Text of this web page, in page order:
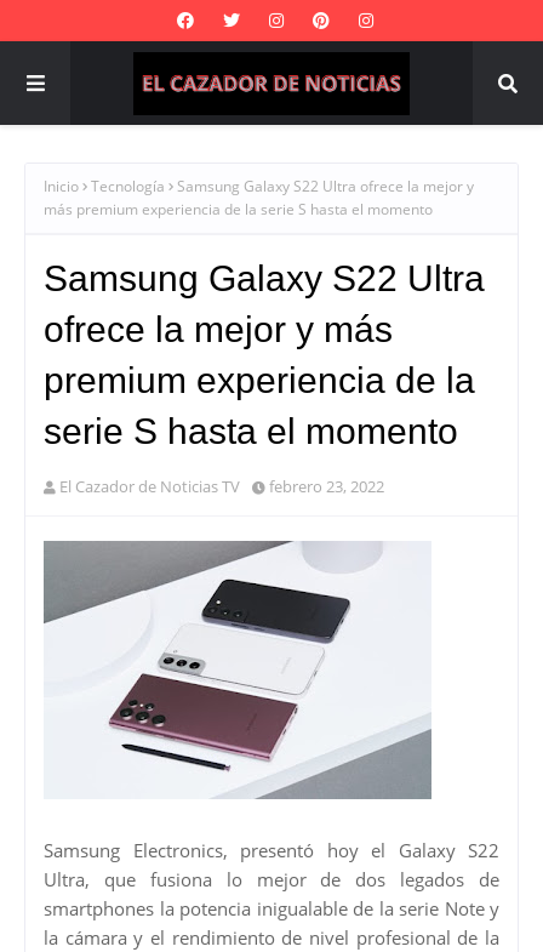
Inicio Tecnología
Samsung Galaxy S22 Ultra ofrece la mejor y
más premium experiencia de la serie S hasta el momento
Samsung Galaxy S22 Ultra
ofrece la mejor y más
premium experiencia de la
serie S hasta el momento
El Cazador de Noticias TV febrero 23, 2022
Samsung Electronics, presentó hoy el Galaxy S22
Ultra, que fusiona lo mejor de dos legados de
smartphones la potencia inigualable de la serie Note y
la cámara y el rendimiento de nivel profesional de la